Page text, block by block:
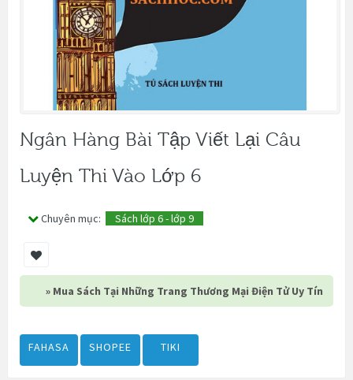
Ngân Hàng Bài Tập Viết Lại Câu
Luyện Thi Vào Lớp 6
Chuyên mục: Sách lớp 6 - lớp 9
» Mua Sách Tại Những Trang Thương Mại Điện Tử Uy Tín
FAHASA SHOPEE TIKI